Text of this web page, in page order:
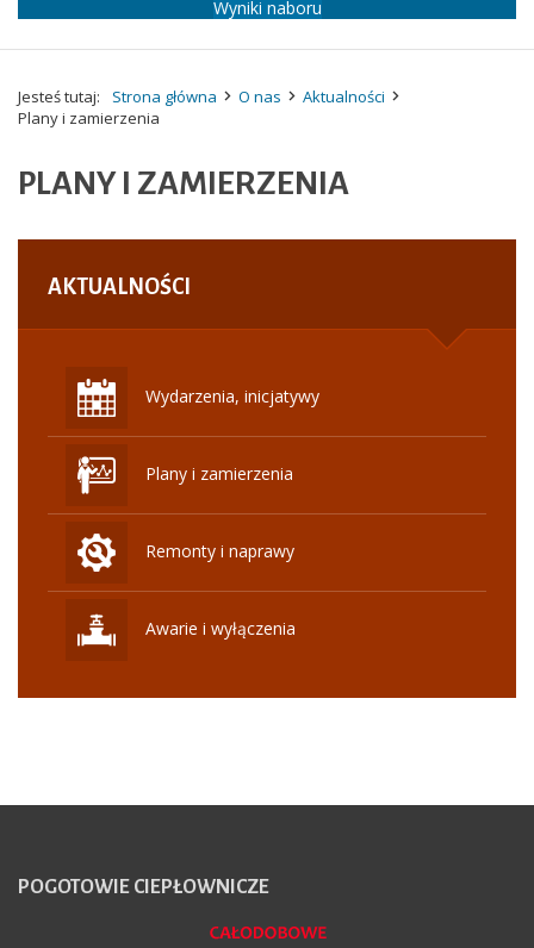
Wyniki naboru
Jesteś tutaj: Strona główna O nas
Aktualności
Plany i zamierzenia
PLANY I ZAMIERZENIA
AKTUALNOŚCI
Wydarzenia, inicjatywy
Plany i zamierzenia
Remonty i naprawy
Awarie i wyłączenia
POGOTOWIE CIEPŁOWNICZE